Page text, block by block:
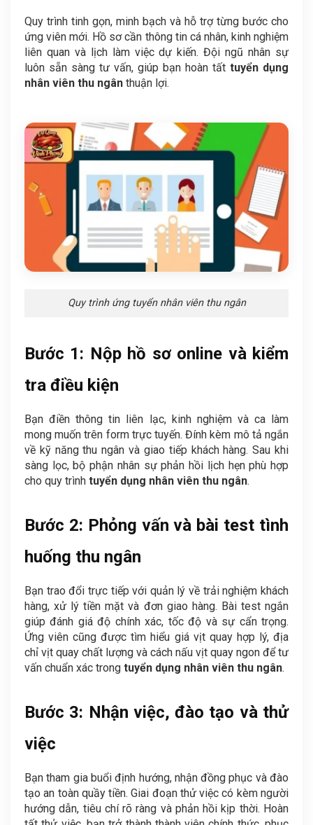
Quy trình tinh gọn, minh bạch và hỗ trợ từng bước cho
ứng viên mới. Hồ sơ cần thông tin cá nhân, kinh nghiệm
liên quan và lịch làm việc dự kiến. Đội ngũ nhân sự
luôn sẵn sàng tư vấn, giúp bạn hoàn tất tuyển dụng
nhân viên thu ngân thuận lợi.
Quy trình ứng tuyển nhân viên thu ngân
Bước 1: Nộp hồ sơ online và kiểm
tra điều kiện
Bạn điền thông tin liên lạc, kinh nghiệm và ca làm
mong muốn trên form trực tuyến. Đính kèm mô tả ngắn
về kỹ năng thu ngân và giao tiếp khách hàng. Sau khi
sàng lọc, bộ phận nhân sự phản hồi lịch hẹn phù hợp
cho quy trình tuyển dụng nhân viên thu ngân.
Bước 2: Phỏng vấn và bài test tình
huống thu ngân
Bạn trao đổi trực tiếp với quản lý về trải nghiệm khách
hàng, xử lý tiền mặt và đơn giao hàng. Bài test ngắn
giúp đánh giá độ chính xác, tốc độ và sự cẩn trọng.
Ứng viên cũng được tìm hiểu giá vịt quay hợp lý, địa
chỉ vịt quay chất lượng và cách nấu vịt quay ngon để tư
vấn chuẩn xác trong tuyển dụng nhân viên thu ngân.
Bước 3: Nhận việc, đào tạo và thử
việc
Bạn tham gia buổi định hướng, nhận đồng phục và đào
tạo an toàn quầy tiền. Giai đoạn thử việc có kèm người
hướng dẫn, tiêu chí rõ ràng và phản hồi kịp thời. Hoàn